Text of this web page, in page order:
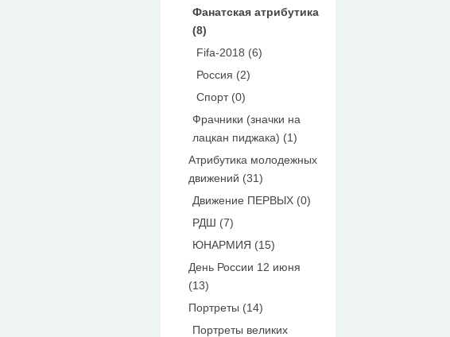
Фанатская атрибутика
(8)
Fifa-2018 (6)
Россия (2)
Спорт (0)
Фрачники (значки на
лацкан пиджака) (1)
Атрибутика молодежных
движений (31)
Движение ПЕРВЫХ (0)
РДШ (7)
ЮНАРМИЯ (15)
День России 12 июня
(13)
Портреты (14)
Портреты великих